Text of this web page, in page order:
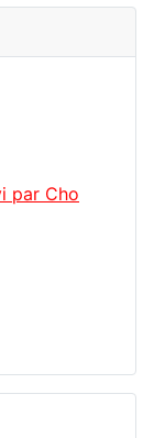
par Cho